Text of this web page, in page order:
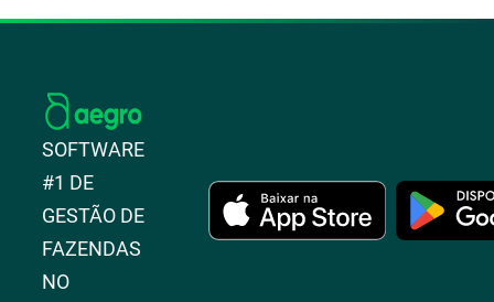
SOFTWARE
#1 DE
GESTÃO DE
FAZENDAS
NO